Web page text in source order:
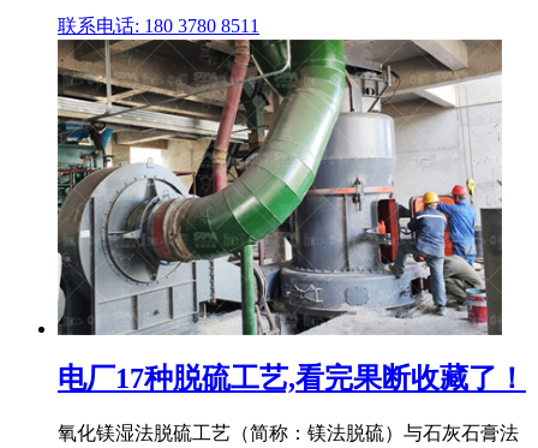
联系电话: 180 3780 8511
电厂17种脱硫工艺,看完果断收藏了！
氧化镁湿法脱硫工艺（简称：镁法脱硫）与石灰石膏法